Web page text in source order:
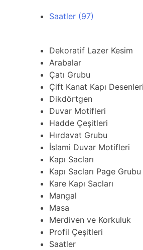
Saatler (97)
Dekoratif Lazer Kesim
Arabalar
Çatı Grubu
Çift Kanat Kapı Desenleri
Dikdörtgen
Duvar Motifleri
Hadde Çeşitleri
Hırdavat Grubu
İslami Duvar Motifleri
Kapı Sacları
Kapı Sacları Page Grubu
Kare Kapı Sacları
Mangal
Masa
Merdiven ve Korkuluk
Profil Çeşitleri
Saatler